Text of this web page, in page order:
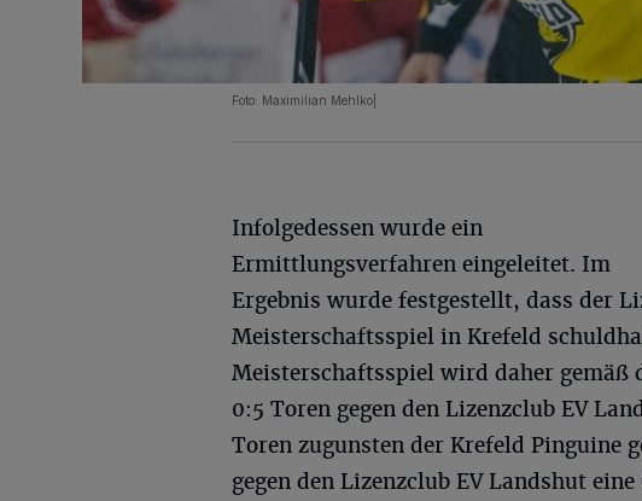
Foto: Maximilian Mehlko|
Infolgedessen wurde ein
Ermittlungsverfahren eingeleitet. Im
Ergebnis wurde festgestellt, dass der
Meisterschaftsspiel in Krefeld
Meisterschaftsspiel wird daher gemäß
0:5 Toren gegen den Lizenzclub EV
Toren zugunsten der Krefeld Pinguine
gegen den Lizenzclub EV Landshut